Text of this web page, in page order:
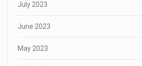
July 2023
June 2023
May 2023